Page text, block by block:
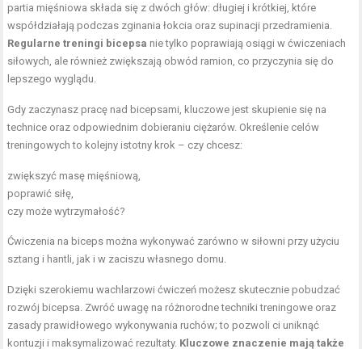
partia mięśniowa składa się z dwóch głów: długiej i krótkiej, które
współdziałają podczas zginania łokcia oraz supinacji przedramienia.
Regularne treningi bicepsa nie tylko poprawiają osiągi w ćwiczeniach
siłowych, ale również zwiększają obwód ramion, co przyczynia się do
lepszego wyglądu.
Gdy zaczynasz pracę nad bicepsami, kluczowe jest skupienie się na
technice oraz odpowiednim dobieraniu ciężarów. Określenie celów
treningowych to kolejny istotny krok – czy chcesz:
zwiększyć masę mięśniową,
poprawić siłę,
czy może wytrzymałość?
Ćwiczenia na biceps można wykonywać zarówno w siłowni przy użyciu
sztang i hantli, jak i w zaciszu własnego domu.
Dzięki szerokiemu wachlarzowi ćwiczeń możesz skutecznie pobudzać
rozwój bicepsa. Zwróć uwagę na różnorodne techniki treningowe oraz
zasady prawidłowego wykonywania ruchów; to pozwoli ci uniknąć
kontuzji i maksymalizować rezultaty. Kluczowe znaczenie mają także